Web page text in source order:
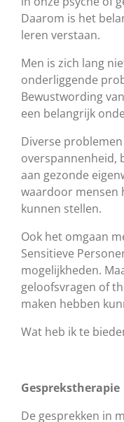
Daarom is het
leren verstaan.
Men is zich lang
onderliggende
Bewustwording
een belangrijk
Diverse
overspannenheid,
aan gezonde
waardoor mensen
kunnen stellen.
Ook het omgaan
Sensitieve
mogelijkheden.
geloofsvragen of
maken hebben
Wat heb ik te
Gesprekstherapie
De gesprekken in